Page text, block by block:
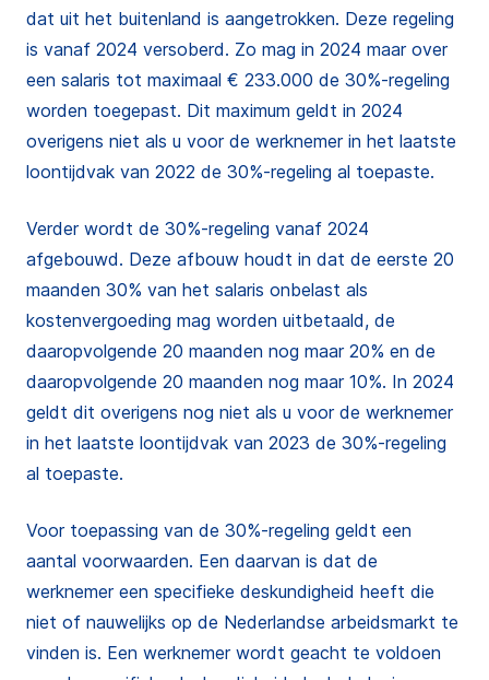
dat uit het buitenland is aangetrokken. Deze regeling
is vanaf 2024 versoberd. Zo mag in 2024 maar over
een salaris tot maximaal € 233.000 de 30%-regeling
worden toegepast. Dit maximum geldt in 2024
overigens niet als u voor de werknemer in het laatste
loontijdvak van 2022 de 30%-regeling al toepaste.
Verder wordt de 30%-regeling vanaf 2024
afgebouwd. Deze afbouw houdt in dat de eerste 20
maanden 30% van het salaris onbelast als
kostenvergoeding mag worden uitbetaald, de
daaropvolgende 20 maanden nog maar 20% en de
daaropvolgende 20 maanden nog maar 10%. In 2024
geldt dit overigens nog niet als u voor de werknemer
in het laatste loontijdvak van 2023 de 30%-regeling
al toepaste.
Voor toepassing van de 30%-regeling geldt een
aantal voorwaarden. Een daarvan is dat de
werknemer een specifieke deskundigheid heeft die
niet of nauwelijks op de Nederlandse arbeidsmarkt te
vinden is. Een werknemer wordt geacht te voldoen